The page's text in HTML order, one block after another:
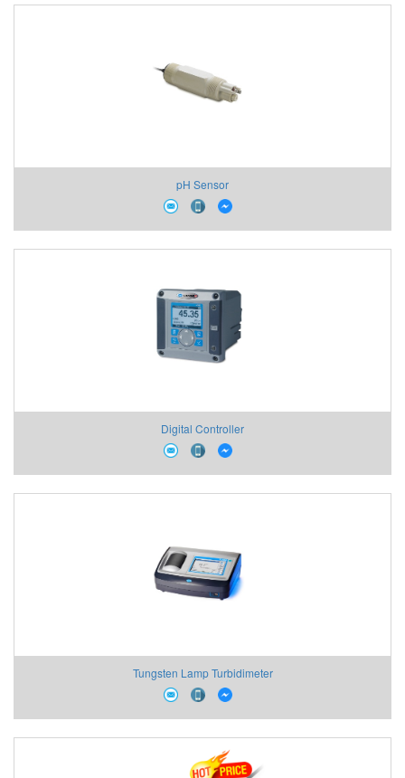
pH Sensor
Digital Controller
Tungsten Lamp Turbidimeter